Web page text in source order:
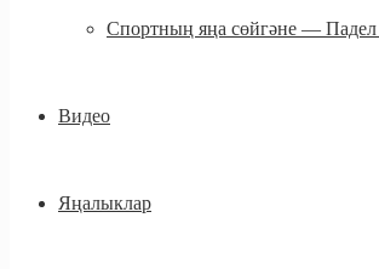
Спортның яңа сөйгәне —
Видео
Яңалыклар